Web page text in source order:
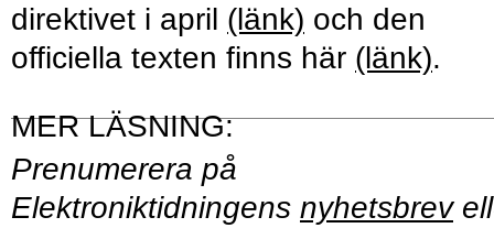
direktivet i april (länk) och den
officiella texten finns här (länk).
Prenumerera på
Elektroniktidningens nyhetsbrev